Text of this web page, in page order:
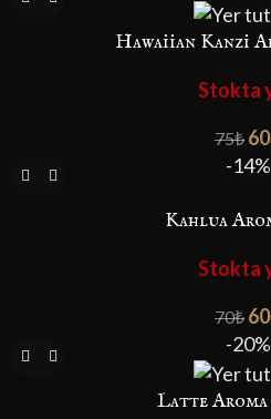
Hawaiian Kanzi
Stokta
75₺ 60
-14%
Kahlua
Stokta
70₺ 60
-20%
Latte Aroma